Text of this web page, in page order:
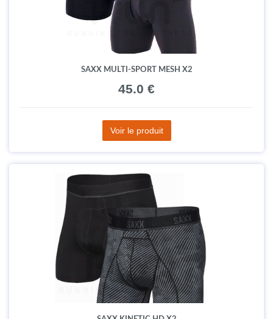
SAXX MULTI-SPORT MESH X2
45.0 €
Voir le produit